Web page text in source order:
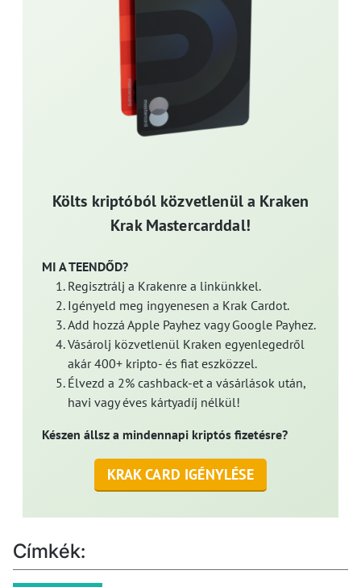
Költs kriptóból közvetlenül a Kraken
Krak Mastercarddal!
MI A TEENDŐD?
Regisztrálj a Krakenre a linkünkkel.
Igényeld meg ingyenesen a Krak Cardot.
Add hozzá Apple Payhez vagy Google Payhez.
Vásárolj közvetlenül Kraken egyenlegedről
akár 400+ kripto- és fiat eszközzel.
Élvezd a 2% cashback-et a vásárlások után,
havi vagy éves kártyadíj nélkül!
Készen állsz a mindennapi kriptós fizetésre?
KRAK CARD IGÉNYLÉSE
Címkék: